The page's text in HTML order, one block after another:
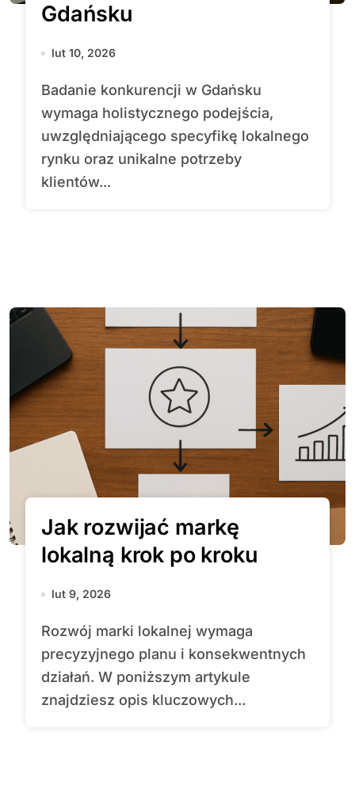
Gdańsku
lut 10, 2026
Badanie konkurencji w Gdańsku
wymaga holistycznego podejścia,
uwzględniającego specyfikę lokalnego
rynku oraz unikalne potrzeby
klientów...
Jak rozwijać markę
lokalną krok po kroku
lut 9, 2026
Rozwój marki lokalnej wymaga
precyzyjnego planu i konsekwentnych
działań. W poniższym artykule
znajdziesz opis kluczowych...